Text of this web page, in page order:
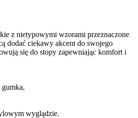
z nietypowymi wzorami przeznaczone
dodać ciekawy akcent do swojego
się do stopy zapewniając komfort i
gumka,
wyglądzie.